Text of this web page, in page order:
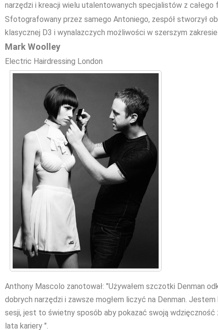
narzędzi i kreacji wielu utalentowanych specjalistów z całego
Sfotografowany przez samego Antoniego, zespół stworzył
klasycznej D3 i wynalazczych możliwości w szerszym
Mark Woolley
Electric Hairdressing London
Anthony Mascolo zanotował: "Używałem szczotki Denman
dobrych narzędzi i zawsze mogłem liczyć na Denman.
sesji, jest to świetny sposób aby pokazać swoją wdzięczność
lata kariery ".